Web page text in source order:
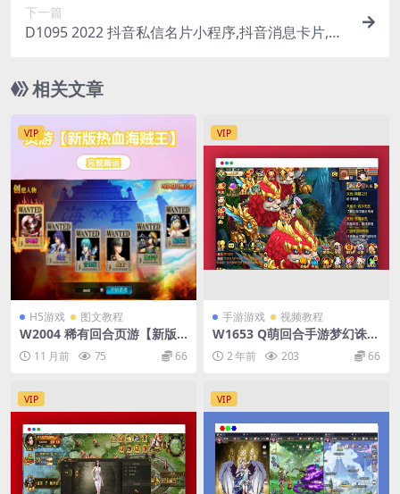
下一篇
D1095 2022 抖音私信名片小程序,抖音消息卡片,抖
相关文章
VIP
H5游戏 图文教程
W2004 稀有回合页游【新版
热血海贼王】最新整理单机一
键即玩镜像端+Linux手工服务
网搭建教程
11 月前 75 66
VIP
手游游戏 视频教程
W1653 Q萌回合手游梦幻诛仙
12职业【神器梦诛】最新整理
单机一键即玩镜像端+Linux手
后台+详细搭建教程
2 年前 203 66
VIP VIP